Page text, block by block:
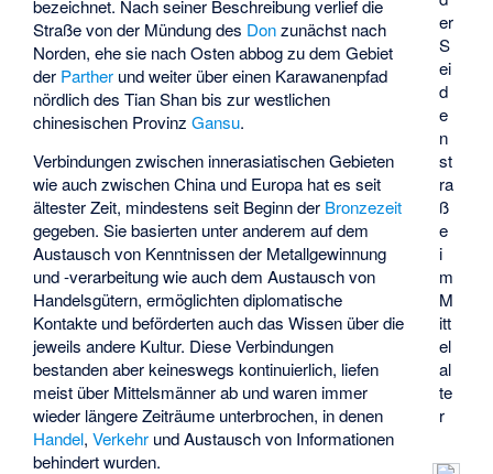
er
S
ei
d
e
n
st
ra
ß
e
i
m
M
itt
el
al
te
r
bezeichnet. Nach seiner Beschreibung verlief die
Straße von der Mündung des Donzunächst nach
Norden, ehe sie nach Osten abbog zu dem Gebiet
der Parther und weiter über einen Karawanenpfad
nördlich des Tian Shan bis zur westlichen
chinesischen ProvinzGansu.
Verbindungen zwischen innerasiatischen Gebieten
wie auch zwischen China und Europa hat es seit
ältester Zeit, mindestens seit Beginn der Bronzezeit
gegeben. Sie basierten unter anderem auf dem
Austausch von Kenntnissen der Metallgewinnung
und -verarbeitung wie auch dem Austausch von
Handelsgütern, ermöglichten diplomatische
Kontakte und beförderten auch das Wissen über die
jeweils andere Kultur. Diese Verbindungen
bestanden aber keineswegs kontinuierlich, liefen
meist über Mittelsmänner ab und waren immer
wieder längere Zeiträume unterbrochen, in denen
Handel,Verkehr und Austausch von Informationen
behindert wurden.